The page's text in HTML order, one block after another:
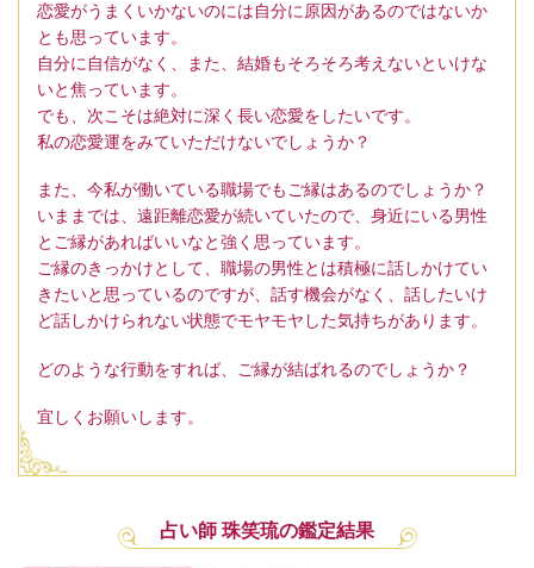
恋愛がうまくいかないのには自分に原因があるのではないか
とも思っています。
自分に自信がなく、また、結婚もそろそろ考えないといけな
いと焦っています。
でも、次こそは絶対に深く長い恋愛をしたいです。
私の恋愛運をみていただけないでしょうか？
また、今私が働いている職場でもご縁はあるのでしょうか？
いままでは、遠距離恋愛が続いていたので、身近にいる男性
とご縁があればいいなと強く思っています。
ご縁のきっかけとして、職場の男性とは積極に話しかけてい
きたいと思っているのですが、話す機会がなく、話したいけ
ど話しかけられない状態でモヤモヤした気持ちがあります。
どのような行動をすれば、ご縁が結ばれるのでしょうか？
宜しくお願いします。
占い師 珠笑琉の鑑定結果